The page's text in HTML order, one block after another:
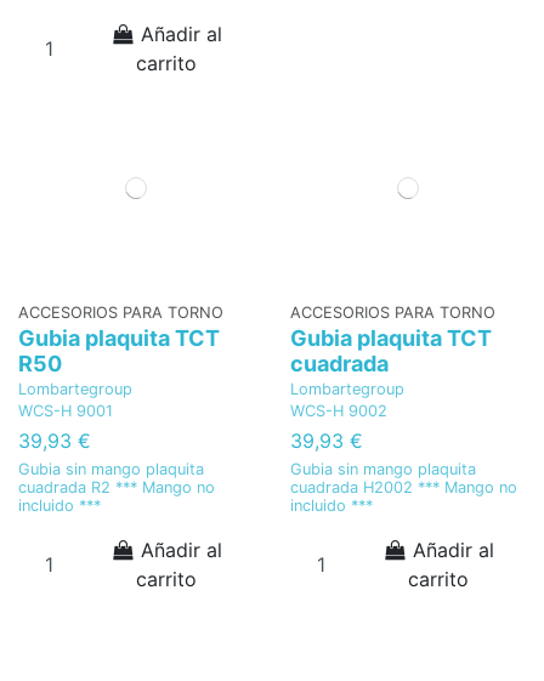
Añadir al
carrito
ACCESORIOS PARA TORNO
Gubia plaquita TCT
R50
Lombartegroup
WCS-H 9001
39,93 €
Gubia sin mango plaquita
cuadrada R2 *** Mango no
incluido ***
Añadir al
carrito
ACCESORIOS PARA TORNO
Gubia plaquita TCT
cuadrada
Lombartegroup
WCS-H 9002
39,93 €
Gubia sin mango plaquita
cuadrada H2002 *** Mango no
incluido ***
Añadir al
carrito